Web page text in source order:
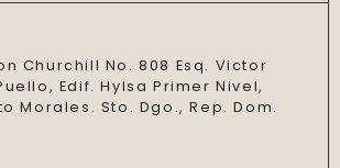
Churchill No. 808 Esq. Victor
Edif. Hylsa Primer Nivel,
Morales. Sto. Dgo., Rep. Dom.